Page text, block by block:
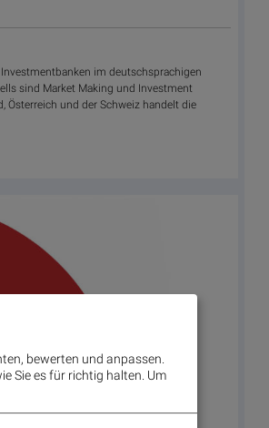
im deutschsprachigen
sind Market Making und Investment
Österreich und der Schweiz handelt die
bewerten und anpassen.
Sie es für richtig halten. Um